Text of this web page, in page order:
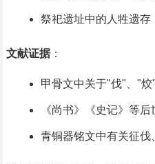
祭祀遗址中的人牲遗存
文献证据：
甲骨文中关于"伐"、"
《尚书》《史记》等
青铜器铭文中有关征伐